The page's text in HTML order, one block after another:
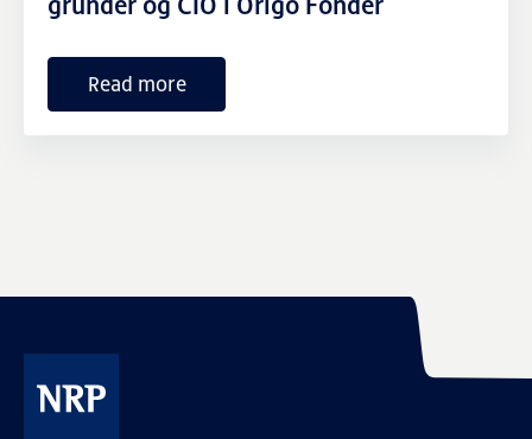
Read more